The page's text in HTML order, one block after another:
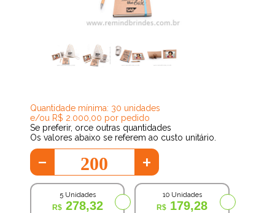
Quantidade mínima: 30 unidades
e/ou R$ 2.000,00 por pedido
Se preferir, orce outras quantidades
Os valores abaixo se referem ao custo unitário.
- +
5 Unidades
278,32
10 Unidades
179,28